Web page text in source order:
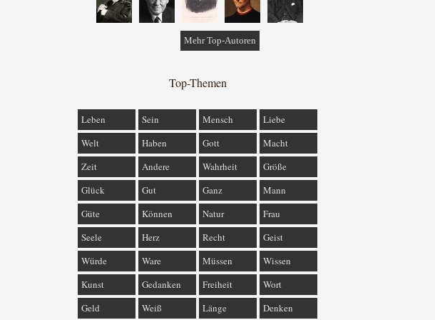
Mehr Top-Autoren
Top-Themen
Leben Sein Mensch
Liebe
Welt
Haben Gott
Macht
Zeit
Andere Wahrheit
Größe
Glück
Gut Ganz
Mann
Güte
Können Natur
Frau
Seele
Herz Recht
Geist
Würde
Ware Müssen
Wissen
Kunst
Gedanken Freiheit
Wort
Geld
Weiß Länge Denken